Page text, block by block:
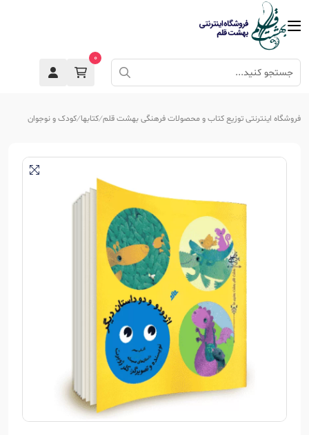
0
فروشگاه اینترنتی توزیع کتاب و محصولات فرهنگی بهشت قلم کتابها کودک و نوجوان